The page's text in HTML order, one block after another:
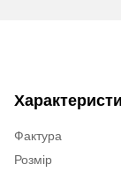
Фактура
Розмір